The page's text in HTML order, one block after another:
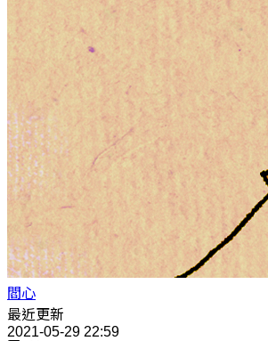
閻心
最近更新
2021-05-29 22:59